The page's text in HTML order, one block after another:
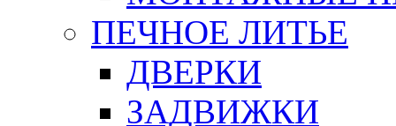
ПЕЧНОЕ ЛИТЬЕ
ДВЕРКИ
ЗАДВИЖКИ